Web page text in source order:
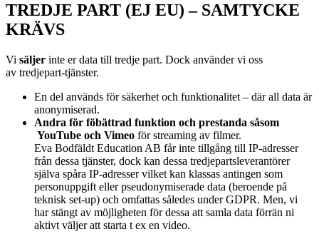
TREDJE PART (EJ EU) – SAMTYCKE
KRÄVS
Vi säljer inte er data till tredje part. Dock använder vi oss
av tredjepart-tjänster.
En del används för säkerhet och funktionalitet – där all data är
anonymiserad.
Andra för föbättrad funktion och prestanda såsom
YouTube och Vimeo för streaming av filmer.
Eva Bodfäldt Education AB får inte tillgång till IP-adresser
från dessa tjänster, dock kan dessa tredjepartsleverantörer
själva spåra IP-adresser vilket kan klassas antingen som
personuppgift eller pseudonymiserade data (beroende på
teknisk set-up) och omfattas således under GDPR. Men, vi
har stängt av möjligheten för dessa att samla data förrän ni
aktivt väljer att starta t ex en video.